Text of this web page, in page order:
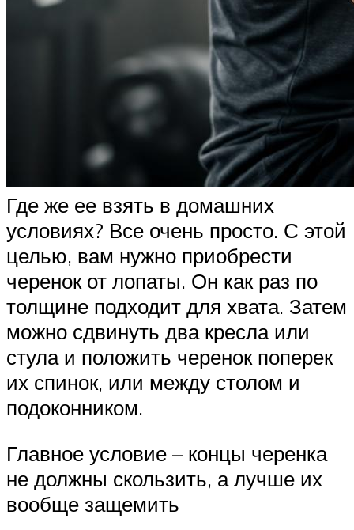
Где же ее взять в домашних
условиях? Все очень просто. С этой
целью, вам нужно приобрести
черенок от лопаты. Он как раз по
толщине подходит для хвата. Затем
можно сдвинуть два кресла или
стула и положить черенок поперек
их спинок, или между столом и
подоконником.
Главное условие – концы черенка
не должны скользить, а лучше их
вообще защемить